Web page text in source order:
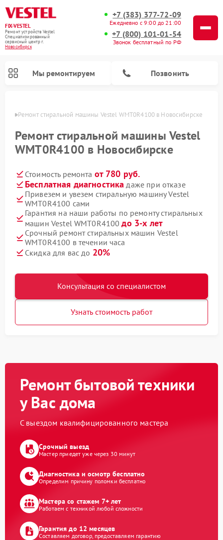
FIX-VESTEL
Ремонт устройств Vestel
Специализированный
cервисный центр г.
Новосибирск
+7 (383) 377-72-09
Ежедневно с 9:00 до 21:00
+7 (800) 101-01-54
Звонок бесплатный по РФ
Мы ремонтируем Позвонить
Ремонт стиральной машины Vestel WMT0R4100 в Новосибирске
Ремонт стиральной машины Vestel
WMT0R4100 в Новосибирске
Стоимость ремонта от 780 руб.
Бесплатная диагностика даже при отказе
Привезем и увезем стиральную машину Vestel
WMT0R4100 сами
Гарантия на наши работы по ремонту стиральных
машин Vestel WMT0R4100до 3-х лет
Срочный ремонт стиральных машин Vestel
WMT0R4100 в течении часа
Скидка для вас до 20%
Консультация со специалистом
Узнать стоимость работ
Ремонт бытовой техники
у Вас дома
С выездом квалифицированного мастера
Срочный выезд
Мастер приедет уже через 30 минут
Диагностика и осмотр бесплатно
Определим причину поломки бесплатно
Мастера со стажем 7+ лет
Работаем с техникой любой сложности
Гарантия до 12 месяцев
Составляем договор, предоставляем гарантию